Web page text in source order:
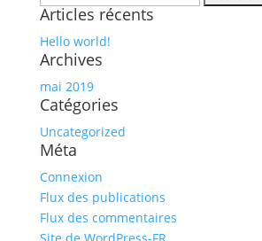
Articles récents
Hello world!
Archives
mai 2019
Catégories
Uncategorized
Méta
Connexion
Flux des publications
Flux des commentaires